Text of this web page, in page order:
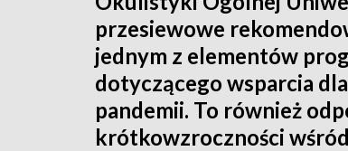
przesiewowe
jednym z elementów
dotyczącego wsparcia
pandemii. To również
krótkowzroczności wśród